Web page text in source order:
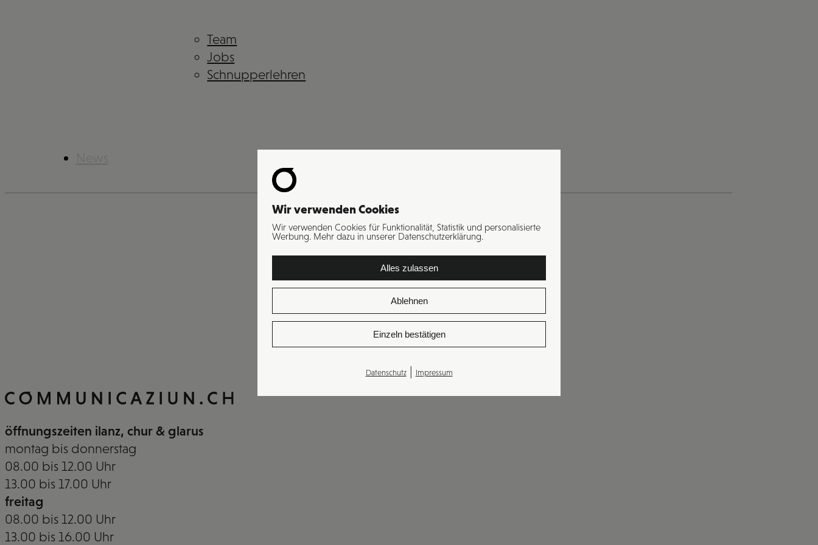
Team
Jobs
Schnupperlehren
öffnungszeiten ilanz, chur & glarus
montag bis donnerstag
08.00 bis 12.00 Uhr
13.00 bis 17.00 Uhr
freitag
08.00 bis 12.00 Uhr
13.00 bis 16.00 Uhr
Wir verwenden Cookies
Wir verwenden Cookies für Funktionalität, Statistik und personalisierte
Werbung. Mehr dazu in unserer Datenschutzerklärung.
Alles zulassen
Ablehnen
Einzeln bestätigen
Datenschutz| Impressum